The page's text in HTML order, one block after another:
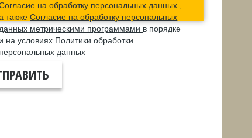
на обработку персональных данных ,
такжеСогласие на обработку персональных
метрическими программами в порядке
и на условиях Политики обработки
персональных данных